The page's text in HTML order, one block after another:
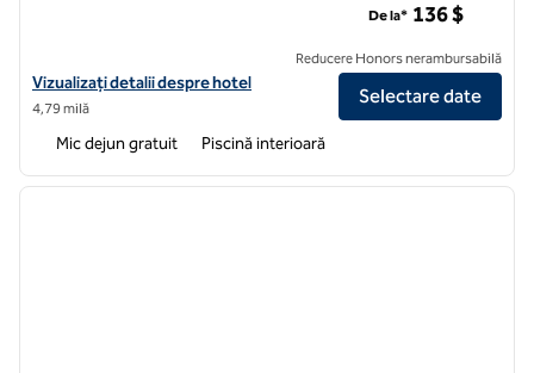
Vizualizați detaliile hotelului pentru Aeroportul BWI Home2 Suites
Vizualizați detalii despre hotel
4,79 milă
De la* 136 $
Reducere Honors nerambursabilă
Selectare date
Mic dejun gratuit Piscină interioară
1 din 12